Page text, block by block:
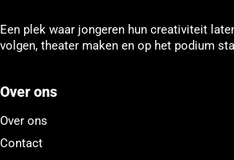
Een plek waar jongeren hun creativiteit
volgen, theater maken en op het podium
Over ons
Over ons
Contact